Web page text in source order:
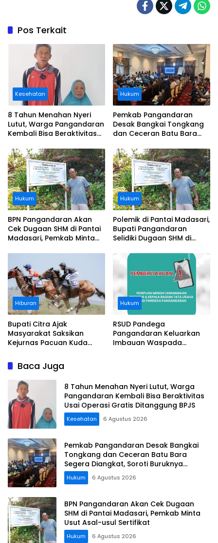
Pos Terkait
Kesehatan
8 Tahun Menahan Nyeri
Lutut, Warga Pangandaran
Kembali Bisa Beraktivitas
Ditanggung BPJS
Hukum
Pemkab Pangandaran
Desak Bangkai Tongkang
dan Ceceran Batu Bara
Buruknya Koordinasi
Perusahaan
Hukum
BPN Pangandaran Akan
Cek Dugaan SHM di Pantai
Madasari, Pemkab Minta
Hukum
Polemik di Pantai Madasari,
Bupati Pangandaran
Selidiki Dugaan SHM di
Pantai
Hiburan
Bupati Citra Ajak
Masyarakat Saksikan
Kejurnas Pacuan Kuda
Legokjawa
Hukum
RSUD Pandega
Pangandaran Keluarkan
Imbauan Waspada
Baca Juga
8 Tahun Menahan Nyeri Lutut, Warga
Pangandaran Kembali Bisa Beraktivitas
Usai Operasi Gratis Ditanggung BPJS
Kesehatan 6 Agustus 2026
Pemkab Pangandaran Desak Bangkai
Tongkang dan Ceceran Batu Bara
Segera Diangkat, Soroti Buruknya
Koordinasi Perusahaan
Hukum 6 Agustus 2026
BPN Pangandaran Akan Cek Dugaan
SHM di Pantai Madasari, Pemkab Minta
Usut Asal-usul Sertifikat
Hukum 6 Agustus 2026